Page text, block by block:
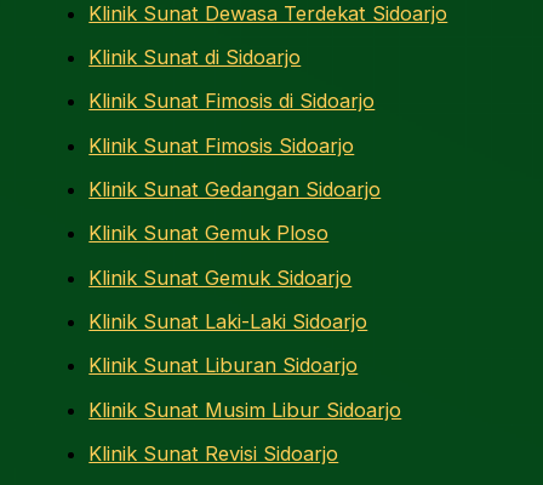
Klinik Sunat Dewasa Terdekat Sidoarjo
Klinik Sunat di Sidoarjo
Klinik Sunat Fimosis di Sidoarjo
Klinik Sunat Fimosis Sidoarjo
Klinik Sunat Gedangan Sidoarjo
Klinik Sunat Gemuk Ploso
Klinik Sunat Gemuk Sidoarjo
Klinik Sunat Laki-Laki Sidoarjo
Klinik Sunat Liburan Sidoarjo
Klinik Sunat Musim Libur Sidoarjo
Klinik Sunat Revisi Sidoarjo